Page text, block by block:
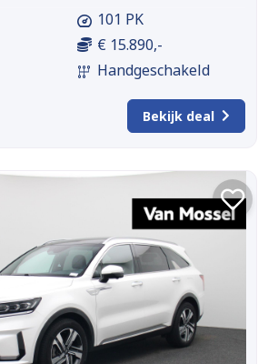
101 PK
€ 15.890,-
Handgeschakeld
Bekijk deal